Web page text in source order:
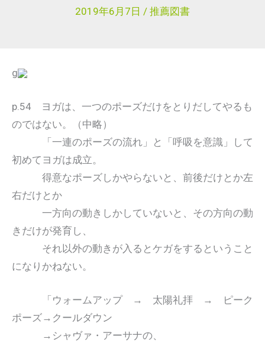
2019年6月7日 / 推薦図書
g
p.54 ヨガは、一つのポーズだけをとりだしてやるも
のではない。（中略）
「一連のポーズの流れ」と「呼吸を意識」して
初めてヨガは成立。
得意なポーズしかやらないと、前後だけとか左
右だけとか
一方向の動きしかしていないと、その方向の動
きだけが発育し、
それ以外の動きが入るとケガをするということ
になりかねない。
「ウォームアップ → 太陽礼拝 → ピーク
ポーズ→クールダウン
→シャヴァ・アーサナの、